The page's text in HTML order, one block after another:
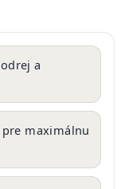
a
maximálnu